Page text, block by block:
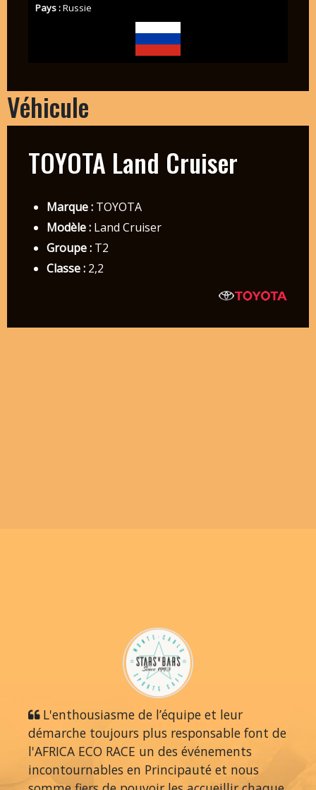
Pays :Russie
Véhicule
TOYOTA Land Cruiser
Marque :TOYOTA
Modèle :Land Cruiser
Groupe :T2
Classe :2,2
L'enthousiasme de l’équipe et leur
démarche toujours plus responsable font de
l'AFRICA ECO RACE un des événements
incontournables en Principauté et nous